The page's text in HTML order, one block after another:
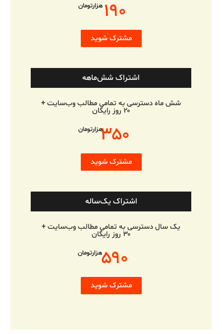
۱۹۰ هزارتومان
مشترک شوید
اشتراک شش‌ماهه
شش ماه دسترسی به تمامی مطالب وب‌سایت +
۲۰ روز رایگان
۳۵۰هزارتومان
مشترک شوید
اشتراک یک‌ساله
یک سال دسترسی به تمامی مطالب وب‌سایت +
۳۰ روز رایگان
۵۹۰هزارتومان
مشترک شوید